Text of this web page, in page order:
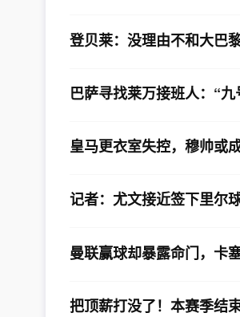
登贝莱：没理由不和大巴
巴萨寻找莱万接班人：“
皇马更衣室失控，穆帅或
记者：尤文接近签下里尔
曼联赢球却暴露命门，卡
把顶薪打没了！本赛季结